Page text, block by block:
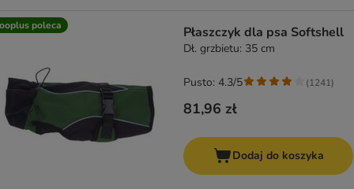
poleca Płaszczyk dla psa Softshell
Dł. grzbietu: 35 cm
81,96 zł
Pusto: 4.3/5 (1241)
Dodaj do koszyka